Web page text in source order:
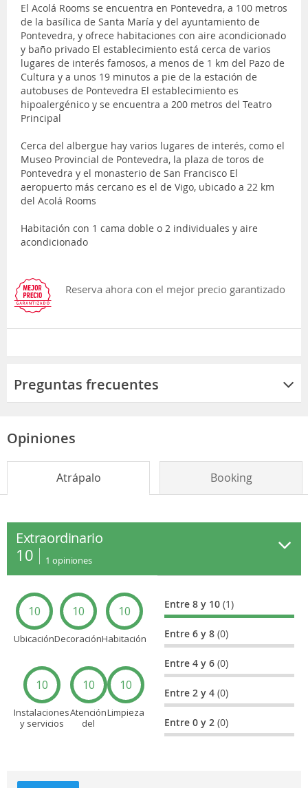
El Acolá Rooms se encuentra en Pontevedra, a 100 metros
de la basílica de Santa María y del ayuntamiento de
Pontevedra, y ofrece habitaciones con aire acondicionado
y baño privado El establecimiento está cerca de varios
lugares de interés famosos, a menos de 1 km del Pazo de
Cultura y a unos 19 minutos a pie de la estación de
autobuses de Pontevedra El establecimiento es
hipoalergénico y se encuentra a 200 metros del Teatro
Principal
Cerca del albergue hay varios lugares de interés, como el
Museo Provincial de Pontevedra, la plaza de toros de
Pontevedra y el monasterio de San Francisco El
aeropuerto más cercano es el de Vigo, ubicado a 22 km
del Acolá Rooms
Habitación con 1 cama doble o 2 individuales y aire
acondicionado
Reserva ahora con el mejor precio garantizado
Preguntas frecuentes
Opiniones
Atrápalo Booking
Extraordinario
10 1 opiniones
10
Ubicación
10
Decoración
10
Habitación
10
Instalaciones
y servicios
10
Atención
del
10
Limpieza
Entre 8 y 10(1)
Entre 6 y 8(0)
Entre 4 y 6(0)
Entre 2 y 4(0)
Entre 0 y 2(0)